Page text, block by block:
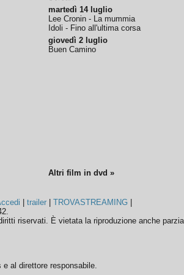
martedì 14 luglio
Lee Cronin - La mummia
Idoli - Fino all'ultima corsa
giovedì 2 luglio
Buen Camino
Altri film in dvd »
|trailer |TROVASTREAMING
riservati. È vietata la riproduzione anche
al direttore responsabile.